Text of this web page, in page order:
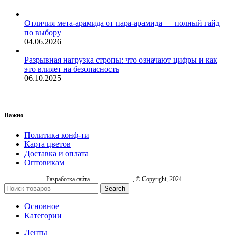
Отличия мета-арамида от пара-арамида — полный гайд
по выбору
04.06.2026
Разрывная нагрузка стропы: что означают цифры и как
это влияет на безопасность
06.10.2025
Важно
Политика конф-ти
Карта цветов
Доставка и оплата
Оптовикам
Разработка сайта , © Copyright, 2024
Search
Основное
Категории
Ленты